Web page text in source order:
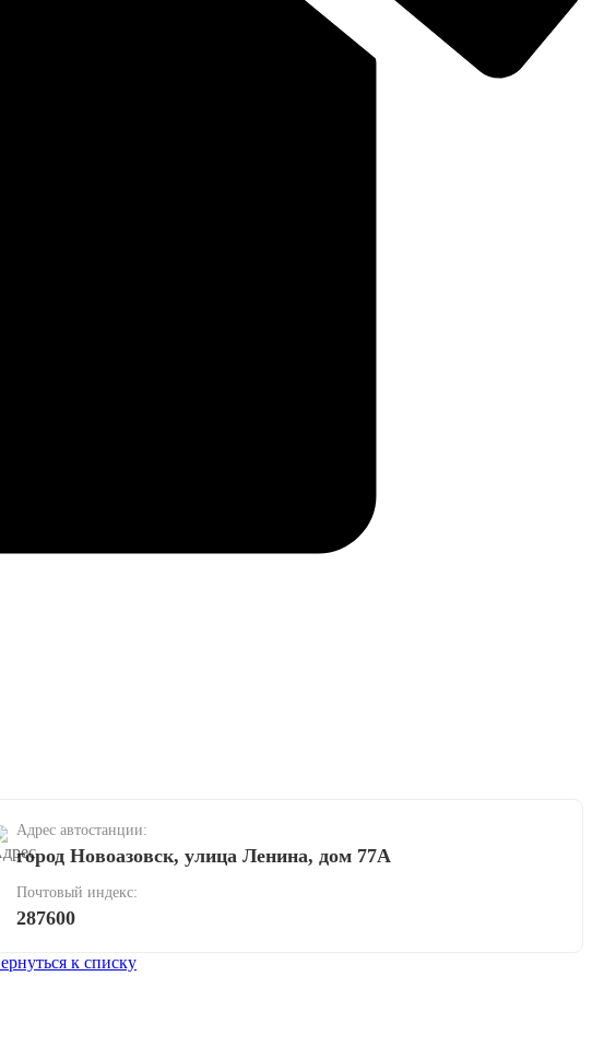
Адрес автостанции:
город Новоазовск, улица Ленина, дом 77А
Почтовый индекс:
287600
к списку